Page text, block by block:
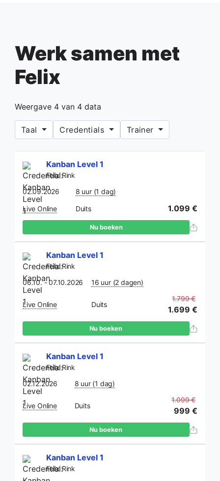
Werk samen met
Felix
Weergave 4 van 4 data
Taal Credentials Trainer
Kanban Level 1
Felix Rink
02.09.2026
8 uur (1 dag)
Live Online Duits 1.099 €
Nu boeken
Kanban Level 1
Felix Rink
06.10. - 07.10.2026
16 uur (2 dagen)
Live Online Duits
1.799 €
1.699 €
Nu boeken
Kanban Level 1
Felix Rink
02.12.2026
8 uur (1 dag)
Live Online Duits
1.099 €
999 €
Nu boeken
Kanban Level 1
Felix Rink